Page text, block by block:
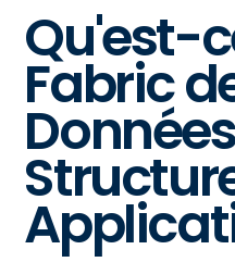
Qu'est-
Fabric